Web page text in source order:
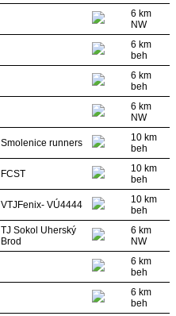
6 km
NW
6 km
beh
6 km
beh
6 km
NW
Smolenice runners
10 km
beh
FCST
10 km
beh
VTJFenix- VÚ4444
10 km
beh
TJ Sokol Uherský
Brod
6 km
NW
6 km
beh
6 km
beh